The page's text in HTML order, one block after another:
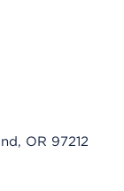
OR 97212
devices